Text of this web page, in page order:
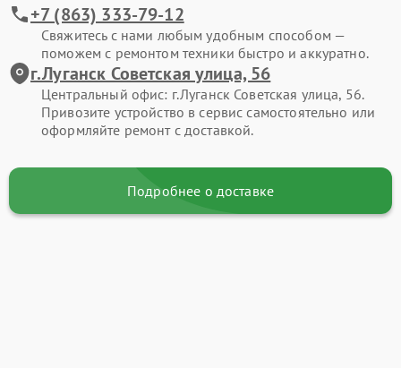
+7 (863) 333-79-12
Свяжитесь с нами любым удобным способом —
поможем с ремонтом техники быстро и аккуратно.
г.Луганск Советская улица, 56
Центральный офис: г.Луганск Советская улица, 56.
Привозите устройство в сервис самостоятельно или
оформляйте ремонт с доставкой.
Подробнее о доставке